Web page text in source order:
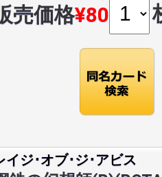
売価格¥80
イジ･オブ･ジ･アビス